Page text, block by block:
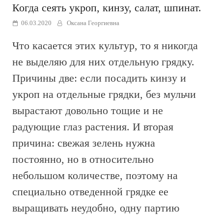
Когда сеять укроп, кинзу, салат, шпинат.
06.03.2020 Оксана Георгиевна
Что касается этих культур, то я никогда
не выделяю для них отдельную грядку.
Причины две: если посадить кинзу и
укроп на отдельные грядки, без мульчи
вырастают довольно тощие и не
радующие глаз растения. И вторая
причина: свежая зелень нужна
постоянно, но в относительно
небольшом количестве, поэтому на
специально отведенной грядке ее
выращивать неудобно, одну партию